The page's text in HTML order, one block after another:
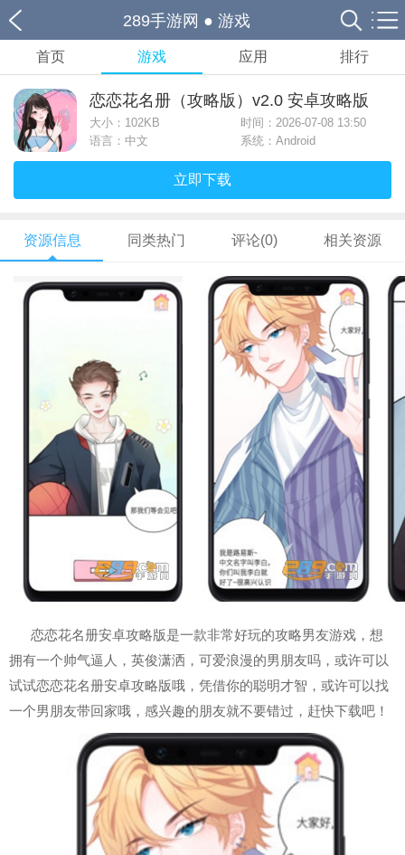
289手游网 ● 游戏
首页 游戏 应用 排行
恋恋花名册（攻略版）v2.0 安卓攻略版
大小： 102KB
时间：2026-07-08 13:50
语言：中文
系统：Android
立即下载
资源信息 同类热门 评论(0) 相关资源
恋恋花名册安卓攻略版是一款非常好玩的攻略男友游戏，想
拥有一个帅气逼人，英俊潇洒，可爱浪漫的男朋友吗，或许可以
试试恋恋花名册安卓攻略版哦，凭借你的聪明才智，或许可以找
一个男朋友带回家哦，感兴趣的朋友就不要错过，赶快下载吧！